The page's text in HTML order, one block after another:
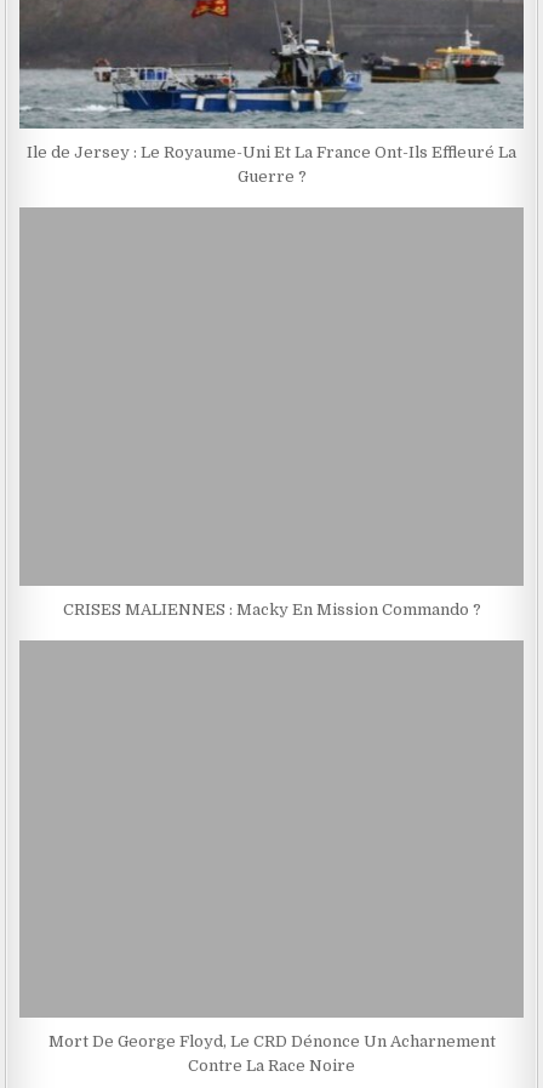
Ile de Jersey : Le Royaume-Uni Et La France Ont-Ils Effleuré La
Guerre ?
CRISES MALIENNES : Macky En Mission Commando ?
Mort De George Floyd, Le CRD Dénonce Un Acharnement
Contre La Race Noire